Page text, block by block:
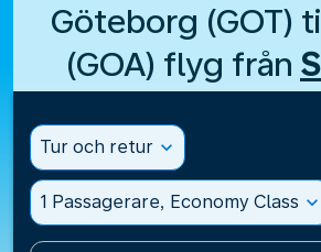
Göteborg (GOT)
(GOA) flyg från
Tur och retur expand_more
1 Passagerare, Economy Class expand_more